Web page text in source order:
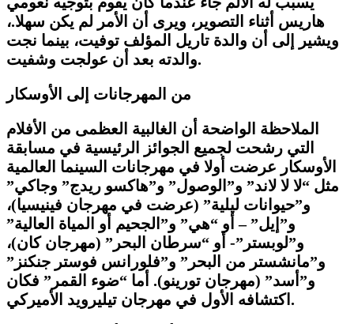
هاريس أثناء التصوير، ويرى أن الأمر لم يكن سهلا.،
ويشير إلى أن والدة تاريل المؤلف توفيت، بينما نجت
والدته بعد أن عولجت وشفيت.
من المهرجانات إلى الأوسكار
الملاحظة الواضحة أن الغالبية العظمى من الأفلام
التي رشحت لجميع الجوائز الرئيسية في مسابقة
الأوسكار عرضت أولا في مهرجانات السينما العالمية
مثل “لا لا لاند” و”الوصول” و”هاكسو ريدج” وجاكي”
و”حيوانات ليلية” (عرضت في مهرجان فينيسيا)،
و”إيل” – أو “هي” و”الجحيم أو المياة العالية”
و”لوبستر”- أو “سرطان البحر” (مهرجان كان)،
و”مانشستر من البحر” و”فلورانس فوستر جنكنز”
و”أسد” (مهرجان تورينو). أما “ضوء القمر” فكان
اكتشافه الأول في مهرجان تيليرويد الأميركي.